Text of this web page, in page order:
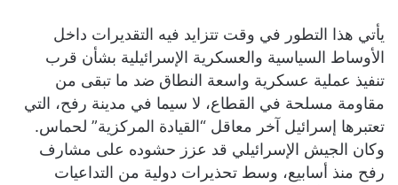
يأتي هذا التطور في وقت تتزايد فيه التقديرات داخل
الأوساط السياسية والعسكرية الإسرائيلية بشأن قرب
تنفيذ عملية عسكرية واسعة النطاق ضد ما تبقى من
مقاومة مسلحة في القطاع، لا سيما في مدينة رفح، التي
تعتبرها إسرائيل آخر معاقل “القيادة المركزية” لحماس.
وكان الجيش الإسرائيلي قد عزز حشوده على مشارف
رفح منذ أسابيع، وسط تحذيرات دولية من التداعيات